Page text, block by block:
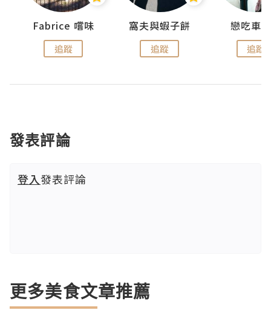
Fabrice 嚐味
追蹤
窩夫與蝦子餅
追蹤
戀吃車
追蹤
發表評論
登入發表評論
更多美食文章推薦